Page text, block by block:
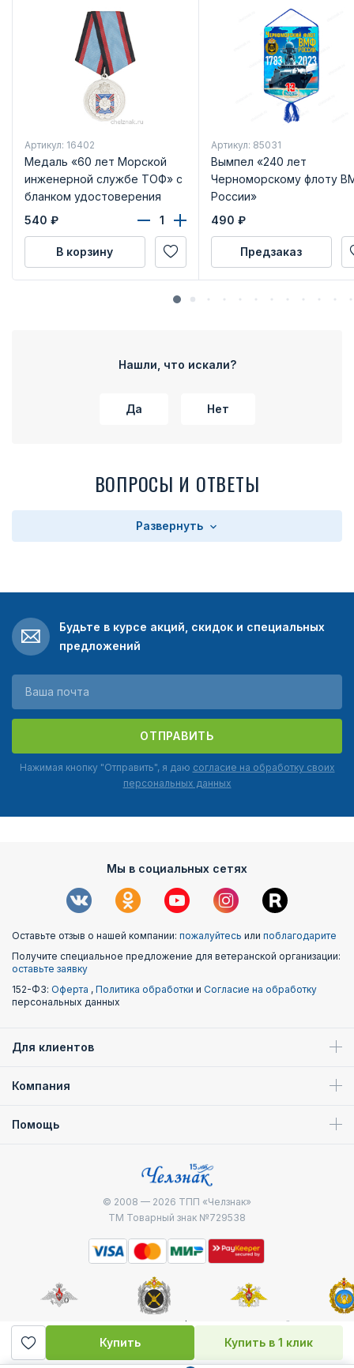
Купить Купить в 1 клик
Артикул: 16402
Медаль «60 лет Морской
инженерной службе ТОФ» с
бланком удостоверения
540 ₽
В корзину
Артикул: 85031
Вымпел «240 лет
Черноморскому флоту
России»
490 ₽
Предзаказ
Нашли, что искали?
Да Нет
ВОПРОСЫ И ОТВЕТЫ
Развернуть
Будьте в курсе акций, скидок и специальных
предложений
ОТПРАВИТЬ
Нажимая кнопку "Отправить", я даю согласие на обработку своих
персональных данных
Мы в социальных сетях
Оставьте отзыв о нашей компании: пожалуйтесь или поблагодарите
Получите специальное предложение для ветеранской организации:
оставьте заявку
152-ФЗ: Оферта , Политика обработки и Согласие на обработку
персональных данных
Для клиентов
Компания
Помощь
© 2008 — 2026 ТПП «Челзнак»
ТМ Товарный знак №729538
Министерство
Генштаб ВС РФ
Военно-морской
флот
десантные